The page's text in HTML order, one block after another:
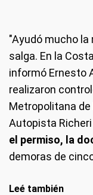
"Ayudó mucho
salga. En la
informó Ernesto
realizaron
Metropolitana de
Autopista
el permiso, la
demoras de
Leé también